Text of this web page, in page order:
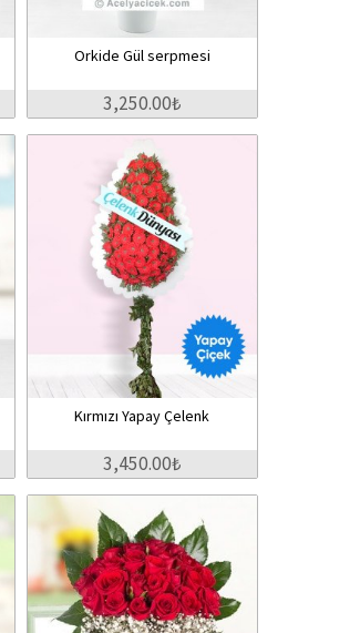
Orkide Gül serpmesi
3,250.00₺
Kırmızı Yapay Çelenk
3,450.00₺